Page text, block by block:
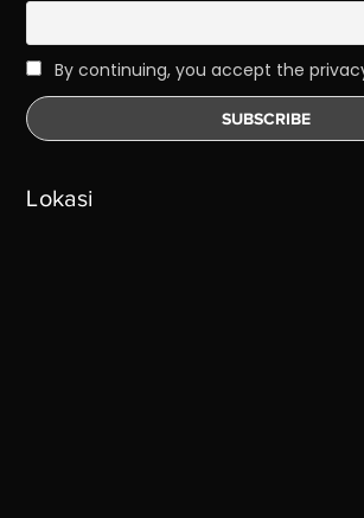
By continuing, you accept the
Lokasi